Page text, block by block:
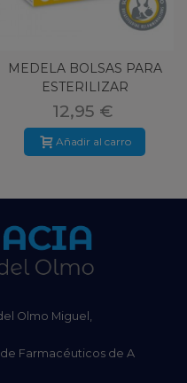
MEDELA BOLSAS PARA
ESTERILIZAR
12,95 €
Añadir al carro
Olmo Miguel,
de Farmacéuticos de A